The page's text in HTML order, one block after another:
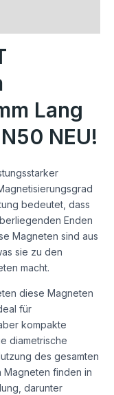
Lang
NEU!
bedeutet, dass
Enden
Magneten sind aus
sie zu den
macht.
diese Magneten
für
kompakte
diametrische
des gesamten
Magneten finden in
darunter